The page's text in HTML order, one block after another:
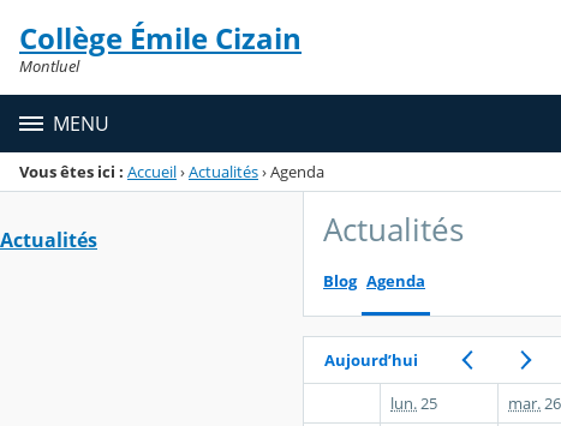
Menu de la rubrique
Contenu
Collège Émile Cizain
Montluel
MENU
Vous êtes ici : Accueil›Actualités›Agenda
Actualités Actualités
Blog Agenda
Aujourd’hui
lun. 25 mar. 26